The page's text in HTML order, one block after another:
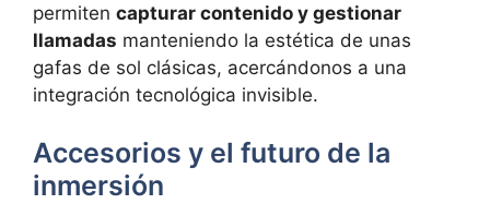
permiten capturar contenido y gestionar
llamadas manteniendo la estética de unas
gafas de sol clásicas, acercándonos a una
integración tecnológica invisible.
Accesorios y el futuro de la
inmersión